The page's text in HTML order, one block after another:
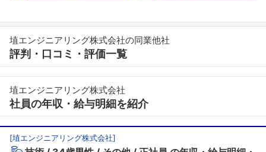
埴エンジニアリング株式会社の同業他社
評判・口コミ・評価一覧
埴エンジニアリング株式会社
社員の年収・給与明細を紹介
[埴エンジニアリング株式会社]